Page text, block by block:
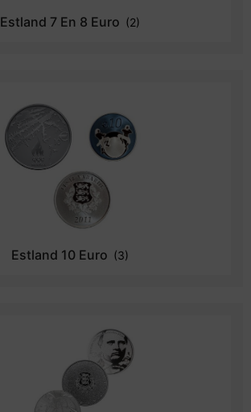
Estland 7 En 8 Euro (2)
Estland 10 Euro (3)